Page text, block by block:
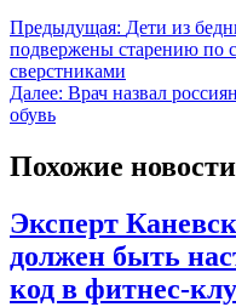
Предыдущая: Дети из
подвержены старению по
сверстниками
Далее: Врач назвал
обувь
Похожие новости
Эксперт
должен быть
код в фитнес-